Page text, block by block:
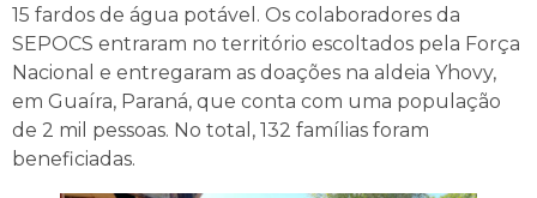
15 fardos de água potável. Os colaboradores da
SEPOCS entraram no território escoltados pela Força
Nacional e entregaram as doações na aldeia Yhovy,
em Guaíra, Paraná, que conta com uma população
de 2 mil pessoas. No total, 132 famílias foram
beneficiadas.